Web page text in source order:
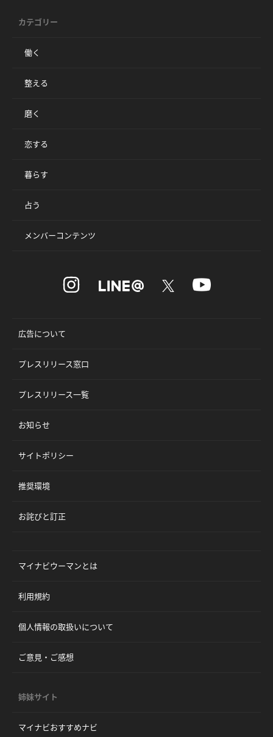
カテゴリー
働く
整える
磨く
恋する
暮らす
占う
メンバーコンテンツ
広告について
プレスリリース窓口
プレスリリース一覧
お知らせ
サイトポリシー
推奨環境
お詫びと訂正
マイナビウーマンとは
利用規約
個人情報の取扱いについて
ご意見・ご感想
姉妹サイト
マイナビおすすめナビ